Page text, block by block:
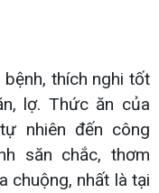
thích nghi tốt
lợ. Thức ăn của
nhiên đến công
săn chắc, thơm
chuộng, nhất là tại